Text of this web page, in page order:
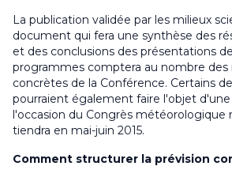
La publication validée par les milieux
document qui fera une synthèse des
et des conclusions des présentations
programmes comptera au nombre
concrètes de la Conférence. Certains
pourraient également faire l'objet
l'occasion du Congrès météorologique
tiendra en mai-juin 2015.
Comment structurer la prévision